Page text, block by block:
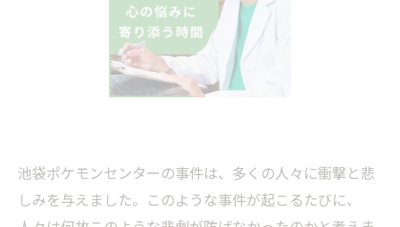
池袋ポケモンセンターの事件は、多くの人々に衝撃と悲
しみを与えました。このような事件が起こるたびに、